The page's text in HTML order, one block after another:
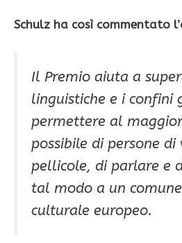
Schulz ha così commentato
Il Premio aiuta a
linguistiche e i confini
permettere al
possibile di persone di
pellicole, di parlare e
tal modo a un
culturale europeo.